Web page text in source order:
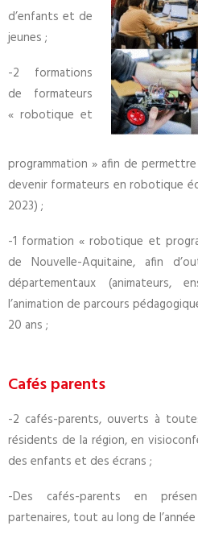
d’enfants et de
jeunes ;
-2 formations
de formateurs
« robotique et
programmation » afin de
devenir formateurs en robotique
2023) ;
-1 formation « robotique et
de Nouvelle-Aquitaine, afin
départementaux (animateurs,
l’animation de parcours
20 ans ;
Cafés parents
-2 cafés-parents, ouverts à
résidents de la région, en
des enfants et des écrans ;
-Des cafés-parents en
partenaires, tout au long de l’année